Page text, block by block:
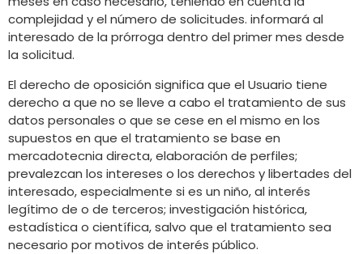
complejidad y el número de solicitudes. informará al
interesado de la prórroga dentro del primer mes desde
la solicitud.
El derecho de oposición significa que el Usuario tiene
derecho a que no se lleve a cabo el tratamiento de sus
datos personales o que se cese en el mismo en los
supuestos en que el tratamiento se base en
mercadotecnia directa, elaboración de perfiles;
prevalezcan los intereses o los derechos y libertades del
interesado, especialmente si es un niño, al interés
legítimo de o de terceros; investigación histórica,
estadística o científica, salvo que el tratamiento sea
necesario por motivos de interés público.